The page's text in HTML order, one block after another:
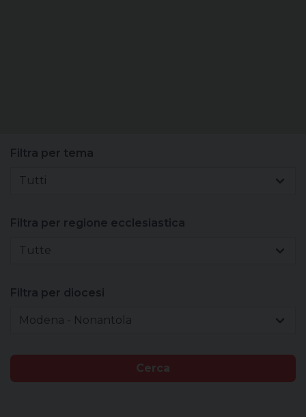
Filtra per tema
Tutti
Filtra per regione ecclesiastica
Tutte
Filtra per diocesi
Modena - Nonantola
Cerca